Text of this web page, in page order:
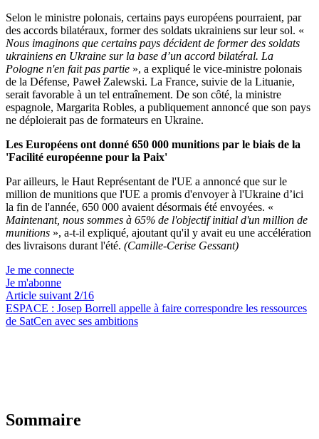
Selon le ministre polonais, certains pays européens pourraient, par
des accords bilatéraux, former des soldats ukrainiens sur leur sol. «
Nous imaginons que certains pays décident de former des soldats
ukrainiens en Ukraine sur la base d’un accord bilatéral. La
Pologne n'en fait pas partie », a expliqué le vice-ministre polonais
de la Défense, Paweł Zalewski. La France, suivie de la Lituanie,
serait favorable à un tel entraînement. De son côté, la ministre
espagnole, Margarita Robles, a publiquement annoncé que son pays
ne déploierait pas de formateurs en Ukraine.
Les Européens ont donné 650 000 munitions par le biais de la
'Facilité européenne pour la Paix'
Par ailleurs, le Haut Représentant de l'UE a annoncé que sur le
million de munitions que l'UE a promis d'envoyer à l'Ukraine d’ici
la fin de l'année, 650 000 avaient désormais été envoyées. «
Maintenant, nous sommes à 65% de l'objectif initial d'un million de
munitions », a-t-il expliqué, ajoutant qu'il y avait eu une accélération
des livraisons durant l'été. (Camille-Cerise Gessant)
Je me connecte
Je m'abonne
Article suivant 2/16
ESPACE : Josep Borrell appelle à faire correspondre les ressources
de SatCen avec ses ambitions
Sommaire